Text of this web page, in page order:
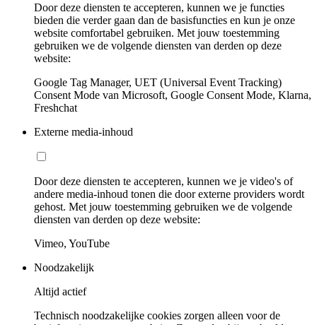
Door deze diensten te accepteren, kunnen we je functies
bieden die verder gaan dan de basisfuncties en kun je onze
website comfortabel gebruiken. Met jouw toestemming
gebruiken we de volgende diensten van derden op deze
website:
Google Tag Manager, UET (Universal Event Tracking)
Consent Mode van Microsoft, Google Consent Mode, Klarna,
Freshchat
Externe media-inhoud
Door deze diensten te accepteren, kunnen we je video's of
andere media-inhoud tonen die door externe providers wordt
gehost. Met jouw toestemming gebruiken we de volgende
diensten van derden op deze website:
Vimeo, YouTube
Noodzakelijk
Altijd actief
Technisch noodzakelijke cookies zorgen alleen voor de